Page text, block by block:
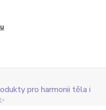
pro harmonii těla i